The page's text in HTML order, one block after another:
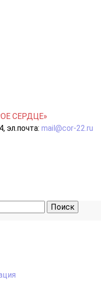
СЕРДЦЕ»
эл.почта: mail@cor-22.ru